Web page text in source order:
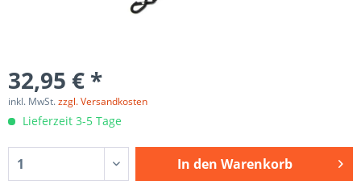
32,95 € *
inkl. MwSt.zzgl. Versandkosten
Lieferzeit 3-5 Tage
In den Warenkorb